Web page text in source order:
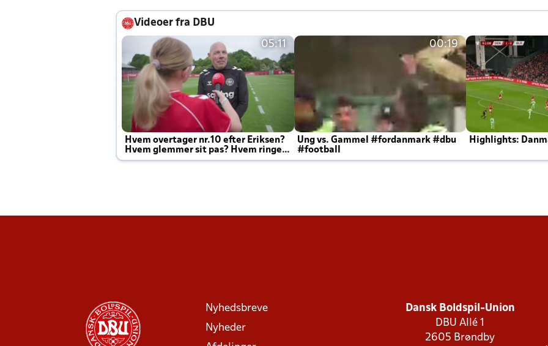
Videoer fra DBU
05:11
Hvem overtager nr.10 efter Eriksen?
Hvem glemmer sit pas? Hvem ringer
Joachim altid til efter kampe?
00:19
Ung vs. Gammel #fordanmark #dbu
#football
Highlights:
Nyhedsbreve
Nyheder
Dansk Boldspil-Union
DBU Allé 1
2605 Brøndby